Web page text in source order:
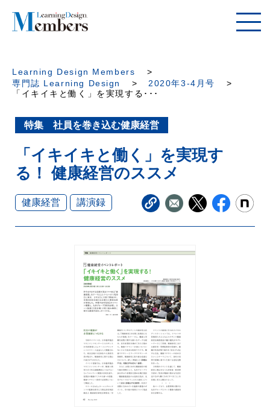
Learning Design Members
専門誌 Learning Design
2020年3-4月号
「イキイキと働く」を実現する･･･
特集 社員を巻き込む健康経営
「イキイキと働く」を実現す
る！ 健康経営のススメ
健康経営 講演録